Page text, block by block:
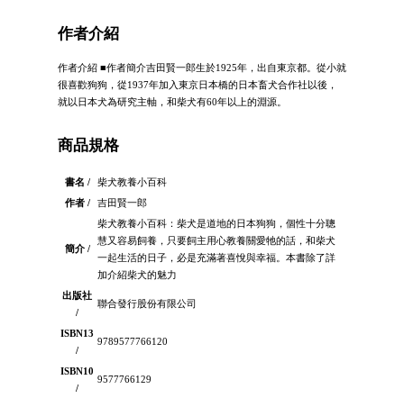
作者介紹
作者介紹 ■作者簡介吉田賢一郎生於1925年，出自東京都。從小就
很喜歡狗狗，從1937年加入東京日本橋的日本畜犬合作社以後，
就以日本犬為研究主軸，和柴犬有60年以上的淵源。
商品規格
書名 /
柴犬教養小百科
作者 /
吉田賢一郎
簡介 /
柴犬教養小百科：柴犬是道地的日本狗狗，個性十分聰
慧又容易飼養，只要飼主用心教養關愛牠的話，和柴犬
一起生活的日子，必是充滿著喜悅與幸福。本書除了詳
加介紹柴犬的魅力
出版社
/
聯合發行股份有限公司
ISBN13
/
9789577766120
ISBN10
/
9577766129